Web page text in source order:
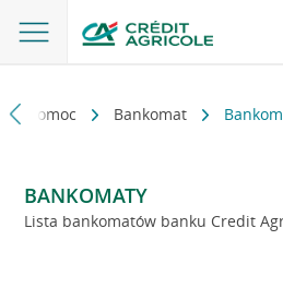
i pomoc Bankomat
BANKOMATY
Lista bankomatów banku Credit